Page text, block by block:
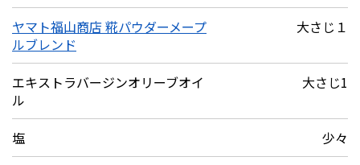
ヤマト福山商店 糀パウダーメープ
ルブレンド
大さじ１
エキストラバージンオリーブオイ
ル
大さじ1
塩
少々